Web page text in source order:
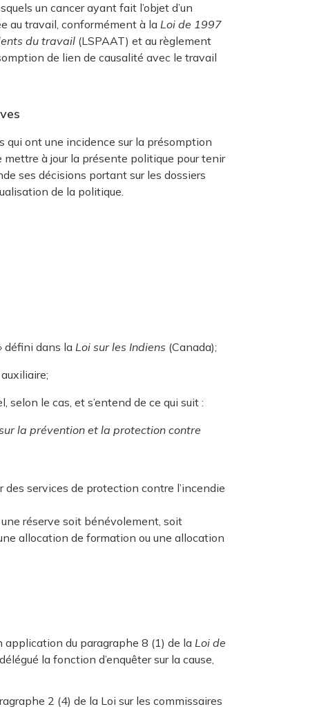
un cancer ayant fait l’objet d’un
au travail, conformément à la Loi de 1997
du travail (LSPAAT) et au règlement
de lien de causalité avec le travail
ont une incidence sur la présomption
à jour la présente politique pour tenir
ses décisions portant sur les dossiers
de la politique.
défini dans laLoi sur les Indiens (Canada);
le cas, et s’entend de ce qui suit :
la prévention et la protection contre
services de protection contre l’incendie
réserve soit bénévolement, soit
allocation de formation ou une allocation
application du paragraphe 8 (1) de la Loi de
la fonction d’enquêter sur la cause,
2 (4) de la Loi sur les commissaires